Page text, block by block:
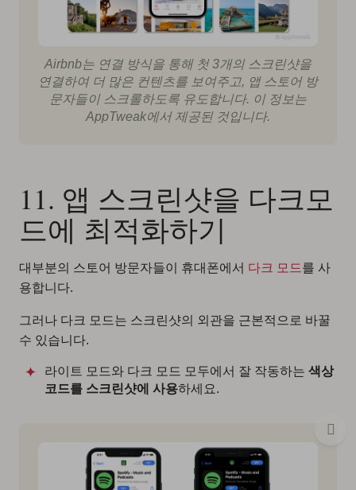
Airbnb는 연결 방식을 통해 첫 3개의 스크린샷을
연결하여 더 많은 컨텐츠를 보여주고, 앱 스토어 방
문자들이 스크롤하도록 유도합니다. 이 정보는
AppTweak에서 제공된 것입니다.
11. 앱 스크린샷을 다크모
드에 최적화하기
대부분의 스토어 방문자들이 휴대폰에서 다크 모드를 사
용합니다.
그러나 다크 모드는 스크린샷의 외관을 근본적으로 바꿀
수 있습니다.
라이트 모드와 다크 모드 모두에서 잘 작동하는 색상
코드를 스크린샷에 사용하세요.